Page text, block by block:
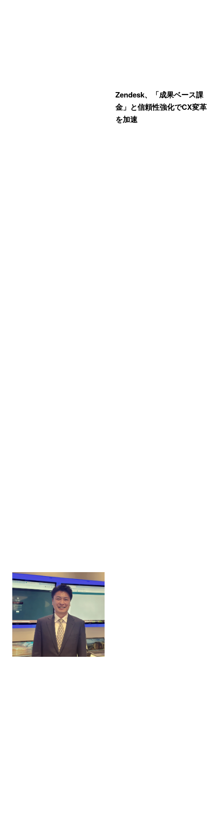
Zendesk、「成果ベース課
金」と信頼性強化でCX変革
を加速